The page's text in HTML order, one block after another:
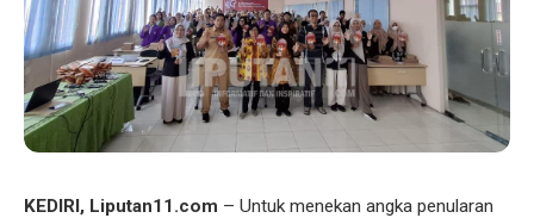
KEDIRI, Liputan11.com – Untuk menekan angka penularan